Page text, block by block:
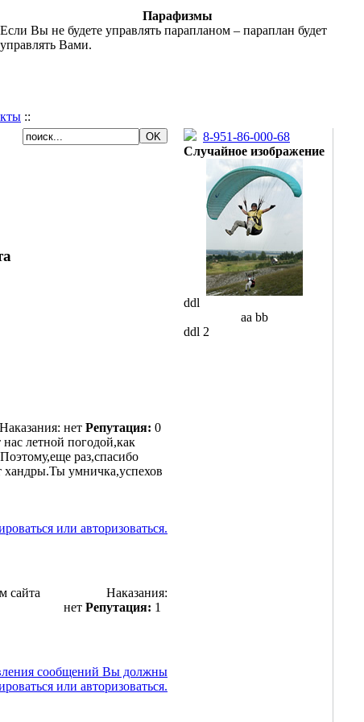
Парафизмы
Если Вы не будете управлять парапланом – параплан будет
управлять Вами.
::
Наказания: нет Репутация: 0
нас летной погодой,как
раз,спасибо
хандры.Ты умничка,успехов
или авторизоваться.
сайта
Наказания:
нет Репутация: 1
сообщений Вы должны
или авторизоваться.
8-951-86-000-68
Случайное изображение
ddl
aa bb
ddl 2